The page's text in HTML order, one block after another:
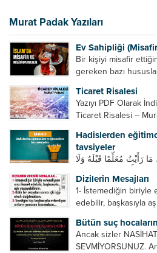
Murat Padak Yazıları
Ev Sahipliği
Bir kişiyi misafir
gereken bazı
önce, bir hafta önce
Ticaret Risalesi
Yazıyı PDF Olarak
Ticaret Risalesi –
ticaret yapmaktır.
yapmıştır. Hz. Hatice...
Hadislerden
tavsiyeler
رَأَيْتُ مُعَلِّمًا قَبْلَهُ وَلَا
ve sellem beni
sövmedi. Ben ne
Dizilerin Mesajları
1- İstemediğin biriyle
edebilir, başkasıyla
Sevdiğin kişi
yuvasını bozmalısın.
Bütün suç
Ancak sizler
SEVMİYORSUNUZ.